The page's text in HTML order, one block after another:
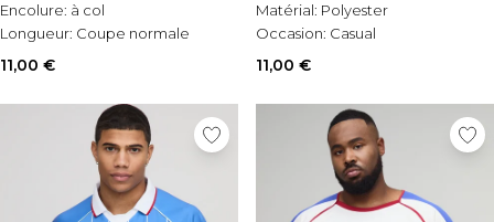
Encolure: à col
Longueur: Coupe normale
11,00 €
Matérial: Polyester
Occasion: Casual
11,00 €